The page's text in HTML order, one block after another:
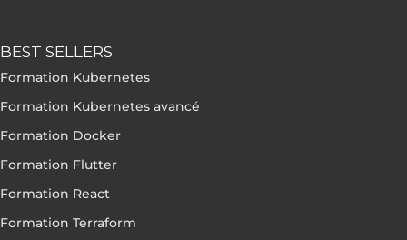
BEST SELLERS
Formation Kubernetes
Formation Kubernetes avancé
Formation Docker
Formation Flutter
Formation React
Formation Terraform